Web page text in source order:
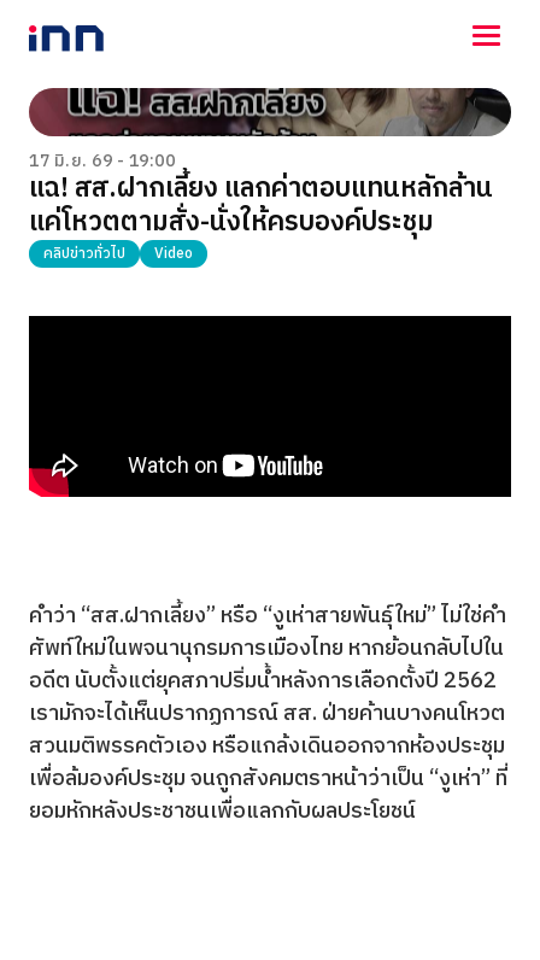
NEWS
ENTERTAINMENT
LIFESTYLE
HOROSCOPE
LOTTERY
VIDEO
17 มิ.ย. 69 - 19:00
แฉ! สส.ฝากเลี้ยง แลกค่าตอบแทนหลักล้าน
แค่โหวตตามสั่ง-นั่งให้ครบองค์ประชุม
คลิปข่าวทั่วไป Video
คำว่า “สส.ฝากเลี้ยง” หรือ “งูเห่าสายพันธุ์ใหม่” ไม่ใช่คำ
ศัพท์ใหม่ในพจนานุกรมการเมืองไทย หากย้อนกลับไปใน
อดีต นับตั้งแต่ยุคสภาปริ่มน้ำหลังการเลือกตั้งปี 2562
เรามักจะได้เห็นปรากฏการณ์ สส. ฝ่ายค้านบางคนโหวต
สวนมติพรรคตัวเอง หรือแกล้งเดินออกจากห้องประชุม
เพื่อล้มองค์ประชุม จนถูกสังคมตราหน้าว่าเป็น “งูเห่า” ที่
ยอมหักหลังประชาชนเพื่อแลกกับผลประโยชน์